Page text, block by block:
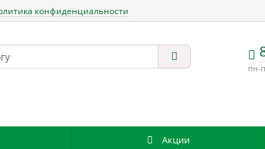
конфиденциальности
пн-
Акции